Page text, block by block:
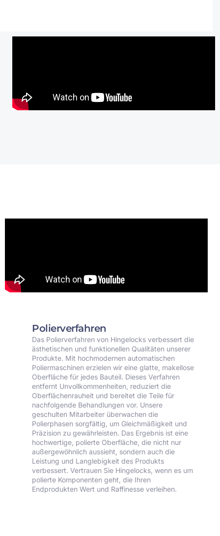
Polierverfahren
Das Polierverfahren von Hingelocks verbessert die
ästhetischen und funktionellen Qualitäten unserer
Produkte. Mit hochmodernen automatischen
Poliermaschinen erzielen wir eine glatte, makellose
Oberfläche für jedes Bauteil. Dieses Verfahren
entfernt Unvollkommenheiten, reduziert die
Oberflächenrauheit und bereitet die Teile für
nachfolgende Behandlungen vor. Unsere
geschulten Mitarbeiter überwachen die
Polierphasen sorgfältig, um Gleichmäßigkeit und
Präzision zu gewährleisten. Das Ergebnis ist eine
hochwertige, polierte Oberfläche, die nicht nur
außergewöhnlich aussieht, sondern auch die
Leistung und Langlebigkeit des Produkts
verbessert. Vertrauen Sie Hingelocks, wenn es um
polierte Komponenten geht, die Ihren
Endprodukten Wert und Raffinesse verleihen.